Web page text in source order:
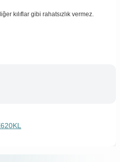
kılıflar gibi rahatsızlık vermez.